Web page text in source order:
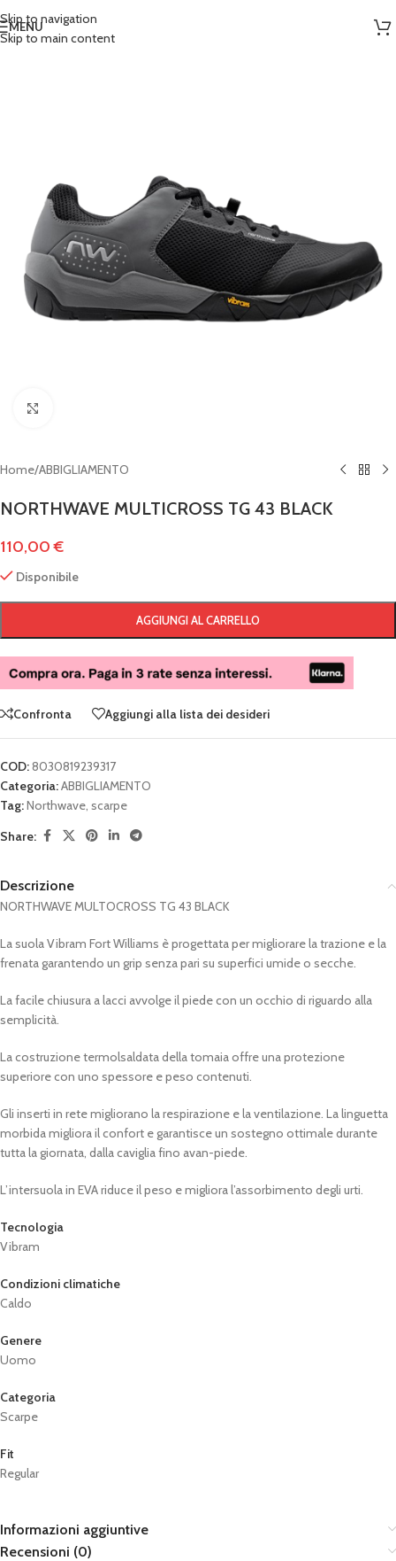
Skip to navigation
Skip to main content
MENU
Home/ABBIGLIAMENTO
NORTHWAVE MULTICROSS TG 43 BLACK
110,00€
Disponibile
AGGIUNGI AL CARRELLO
Confronta Aggiungi alla lista dei desideri
COD:8030819239317
Categoria:ABBIGLIAMENTO
Tag:Northwave, scarpe
Share:
Descrizione
NORTHWAVE MULTOCROSS TG 43 BLACK
La suola Vibram Fort Williams è progettata per migliorare la trazione e la
frenata garantendo un grip senza pari su superfici umide o secche.
La facile chiusura a lacci avvolge il piede con un occhio di riguardo alla
semplicità.
La costruzione termolsaldata della tomaia offre una protezione
superiore con uno spessore e peso contenuti.
Gli inserti in rete migliorano la respirazione e la ventilazione. La linguetta
morbida migliora il confort e garantisce un sostegno ottimale durante
tutta la giornata, dalla caviglia fino avan-piede.
L’intersuola in EVA riduce il peso e migliora l’assorbimento degli urti.
Tecnologia
Vibram
Condizioni climatiche
Caldo
Genere
Uomo
Categoria
Scarpe
Fit
Regular
Informazioni aggiuntive
Recensioni (0)